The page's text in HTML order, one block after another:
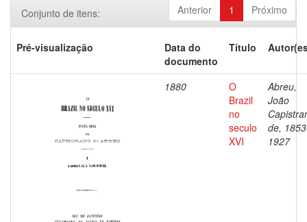
Anterior 1 Próximo
Conjunto de itens:
Pré-visualização
Data do
documento
Título
1880
O
Brazil
no
seculo
XVI
Abreu,
João
de,
1927